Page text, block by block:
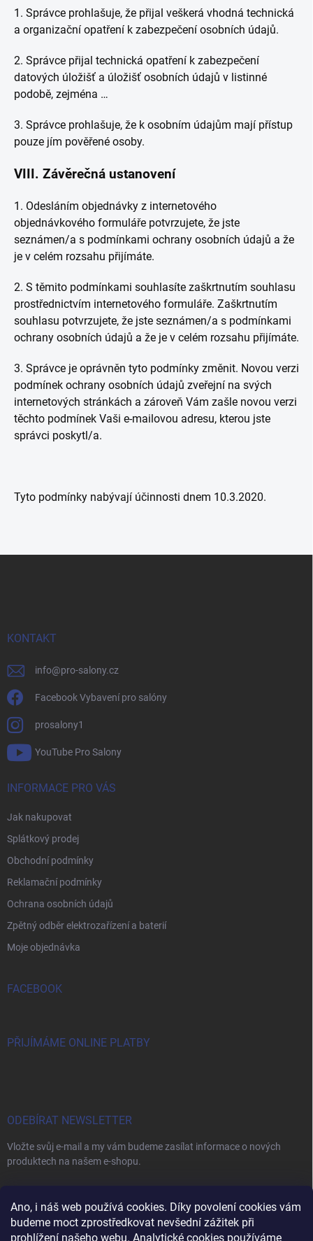
Ano, i náš web používá cookies. Díky povolení cookies vám
budeme moct zprostředkovat nevšední zážitek při
prohlížení našeho webu. Analytické cookies používáme
1. Správce prohlašuje, že přijal veškerá vhodná technická
a organizační opatření k zabezpečení osobních údajů.
2. Správce přijal technická opatření k zabezpečení
datových úložišť a úložišť osobních údajů v listinné
podobě, zejména …
3. Správce prohlašuje, že k osobním údajům mají přístup
pouze jím pověřené osoby.
VIII. Závěrečná ustanovení
1. Odesláním objednávky z internetového
objednávkového formuláře potvrzujete, že jste
seznámen/a s podmínkami ochrany osobních údajů a že
je v celém rozsahu přijímáte.
2. S těmito podmínkami souhlasíte zaškrtnutím souhlasu
prostřednictvím internetového formuláře. Zaškrtnutím
souhlasu potvrzujete, že jste seznámen/a s podmínkami
ochrany osobních údajů a že je v celém rozsahu přijímáte.
3. Správce je oprávněn tyto podmínky změnit. Novou verzi
podmínek ochrany osobních údajů zveřejní na svých
internetových stránkách a zároveň Vám zašle novou verzi
těchto podmínek Vaši e-mailovou adresu, kterou jste
správci poskytl/a.
Tyto podmínky nabývají účinnosti dnem 10.3.2020.
KONTAKT
info@pro-salony.cz
Facebook Vybavení pro salóny
prosalony1
YouTube Pro Salony
INFORMACE PRO VÁS
Jak nakupovat
Splátkový prodej
Obchodní podmínky
Reklamační podmínky
Ochrana osobních údajů
Zpětný odběr elektrozařízení a baterií
Moje objednávka
FACEBOOK
PŘIJÍMÁME ONLINE PLATBY
ODEBÍRAT NEWSLETTER
Vložte svůj e-mail a my vám budeme zasílat informace o nových
produktech na našem e-shopu.
E-MAIL